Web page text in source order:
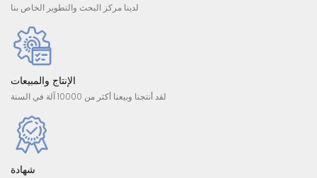
لدينا مركز البحث والتطوير الخاص بنا
الإنتاج والمبيعات
لقد أنتجنا وبيعنا أكثر من 10000 آلة في السنة
شهادة